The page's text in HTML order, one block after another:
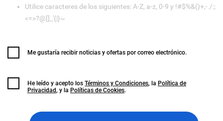
Utilice caracteres de los siguientes: A-Z, a-z, 0-9 y !#$%&()+,-./:;
<=>?@[]_'{|}~
Me gustaría recibir noticias y ofertas por correo electrónico.
He leído y acepto los Términos y Condiciones, la Política de
Privacidad, y la Políticas de Cookies.